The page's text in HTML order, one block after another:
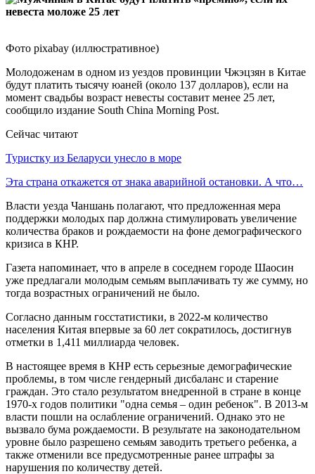
Фото pixabay (иллюстративное)
Молодоженам в одном из уездов провинции Чжэцзян в Китае
будут платить тысячу юаней (около 137 долларов), если на
момент свадьбы возраст невесты составит менее 25 лет,
сообщило издание South China Morning Post.
Сейчас читают
Туристку из Беларуси унесло в море
Эта страна откажется от знака аварийной остановки. А что…
Власти уезда Чаншань полагают, что предложенная мера
поддержки молодых пар должна стимулировать увеличение
количества браков и рождаемости на фоне демографического
кризиса в КНР.
Газета напоминает, что в апреле в соседнем городе Шаосин
уже предлагали молодым семьям выплачивать ту же сумму, но
тогда возрастных ограничений не было.
Согласно данным госстатистики, в 2022-м количество
населения Китая впервые за 60 лет сократилось, достигнув
отметки в 1,411 миллиарда человек.
В настоящее время в КНР есть серьезные демографические
проблемы, в том числе гендерный дисбаланс и старение
граждан. Это стало результатом внедренной в стране в конце
1970-х годов политики "одна семья – один ребенок". В 2013-м
власти пошли на ослабление ограничений. Однако это не
вызвало бума рождаемости. В результате на законодательном
уровне было разрешено семьям заводить третьего ребенка, а
также отменили все предусмотренные ранее штрафы за
нарушения по количеству детей.